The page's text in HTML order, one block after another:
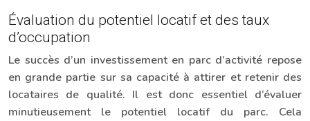
Évaluation du potentiel locatif et des taux
d’occupation
Le succès d’un investissement en parc d’activité repose
en grande partie sur sa capacité à attirer et retenir des
locataires de qualité. Il est donc essentiel d’évaluer
minutieusement le potentiel locatif du parc. Cela